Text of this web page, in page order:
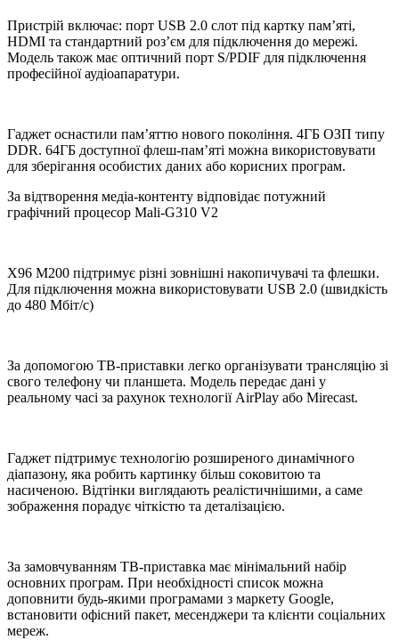
Пристрій включає: порт USB 2.0 слот під картку пам’яті,
HDMI та стандартний роз’єм для підключення до мережі.
Модель також має оптичний порт S/PDIF для підключення
професійної аудіоапаратури.
Гаджет оснастили пам’яттю нового покоління. 4ГБ ОЗП типу
DDR. 64ГБ доступної флеш-пам’яті можна використовувати
для зберігання особистих даних або корисних програм.
За відтворення медіа-контенту відповідає потужний
графічний процесор Mali-G310 V2
X96 M200 підтримує різні зовнішні накопичувачі та флешки.
Для підключення можна використовувати USB 2.0 (швидкість
до 480 Мбіт/с)
За допомогою ТВ-приставки легко організувати трансляцію зі
свого телефону чи планшета. Модель передає дані у
реальному часі за рахунок технології AirPlay або Mirecast.
Гаджет підтримує технологію розширеного динамічного
діапазону, яка робить картинку більш соковитою та
насиченою. Відтінки виглядають реалістичнішими, а саме
зображення порадує чіткістю та деталізацією.
За замовчуванням ТВ-приставка має мінімальний набір
основних програм. При необхідності список можна
доповнити будь-якими програмами з маркету Google,
встановити офісний пакет, месенджери та клієнти соціальних
мереж.